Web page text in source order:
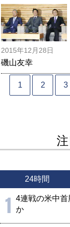
2015年12月28日
磯山友幸
1 2 3
24時間
1 4連戦の米中
か